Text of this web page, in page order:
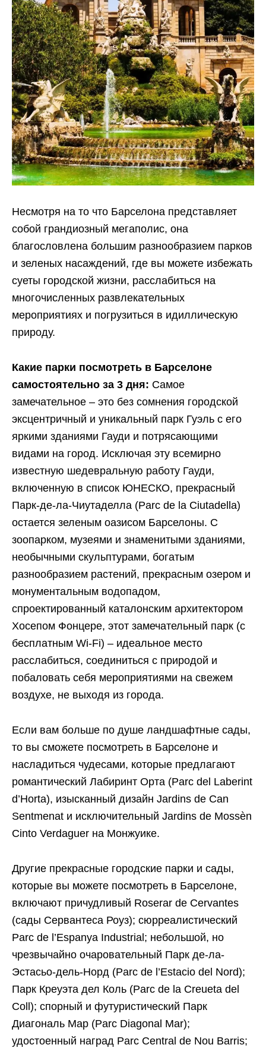
Несмотря на то что Барселона представляет
собой грандиозный мегаполис, она
благословлена ​​большим разнообразием парков
и зеленых насаждений, где вы можете избежать
суеты городской жизни, расслабиться на
многочисленных развлекательных
мероприятиях и погрузиться в идиллическую
природу.
Какие парки посмотреть в Барселоне
самостоятельно за 3 дня: Самое
замечательное – это без сомнения городской
эксцентричный и уникальный парк Гуэль с его
яркими зданиями Гауди и потрясающими
видами на город. Исключая эту всемирно
известную шедевральную работу Гауди,
включенную в список ЮНЕСКО, прекрасный
Парк-де-ла-Чиутаделла (Parc de la Ciutadella)
остается зеленым оазисом Барселоны. С
зоопарком, музеями и знаменитыми зданиями,
необычными скульптурами, богатым
разнообразием растений, прекрасным озером и
монументальным водопадом,
спроектированный каталонским архитектором
Хосепом Фонцере, этот замечательный парк (с
бесплатным Wi-Fi) – идеальное место
расслабиться, соединиться с природой и
побаловать себя мероприятиями на свежем
воздухе, не выходя из города.
Если вам больше по душе ландшафтные сады,
то вы сможете посмотреть в Барселоне и
насладиться чудесами, которые предлагают
романтический Лабиринт Орта (Parc del Laberint
d’Horta), изысканный дизайн Jardins de Can
Sentmenat и исключительный Jardins de Mossèn
Cinto Verdaguer на Монжуике.
Другие прекрасные городские парки и сады,
которые вы можете посмотреть в Барселоне,
включают причудливый Roserar de Cervantes
(сады Сервантеса Роуз); сюрреалистический
Parc de l’Espanya Industrial; небольшой, но
чрезвычайно очаровательный Парк де-ла-
Эстасьо-дель-Норд (Parc de l’Estacio del Nord);
Парк Креуэта дел Коль (Parc de la Creueta del
Coll); спорный и футуристический Парк
Диагональ Мар (Parc Diagonal Mar);
удостоенный наград Parc Central de Nou Barris;